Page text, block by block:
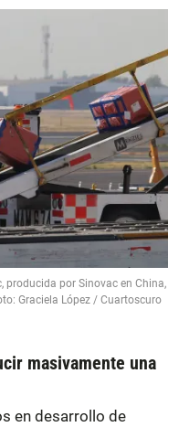
producida por Sinovac en China,
Graciela López / Cuartoscuro
masivamente una
en desarrollo de